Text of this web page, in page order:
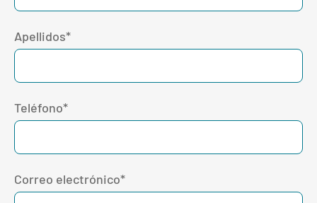
Apellidos*
Teléfono*
Correo electrónico*